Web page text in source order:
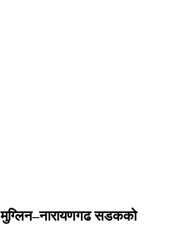
मुग्लिन–नारायणगढ सडकको